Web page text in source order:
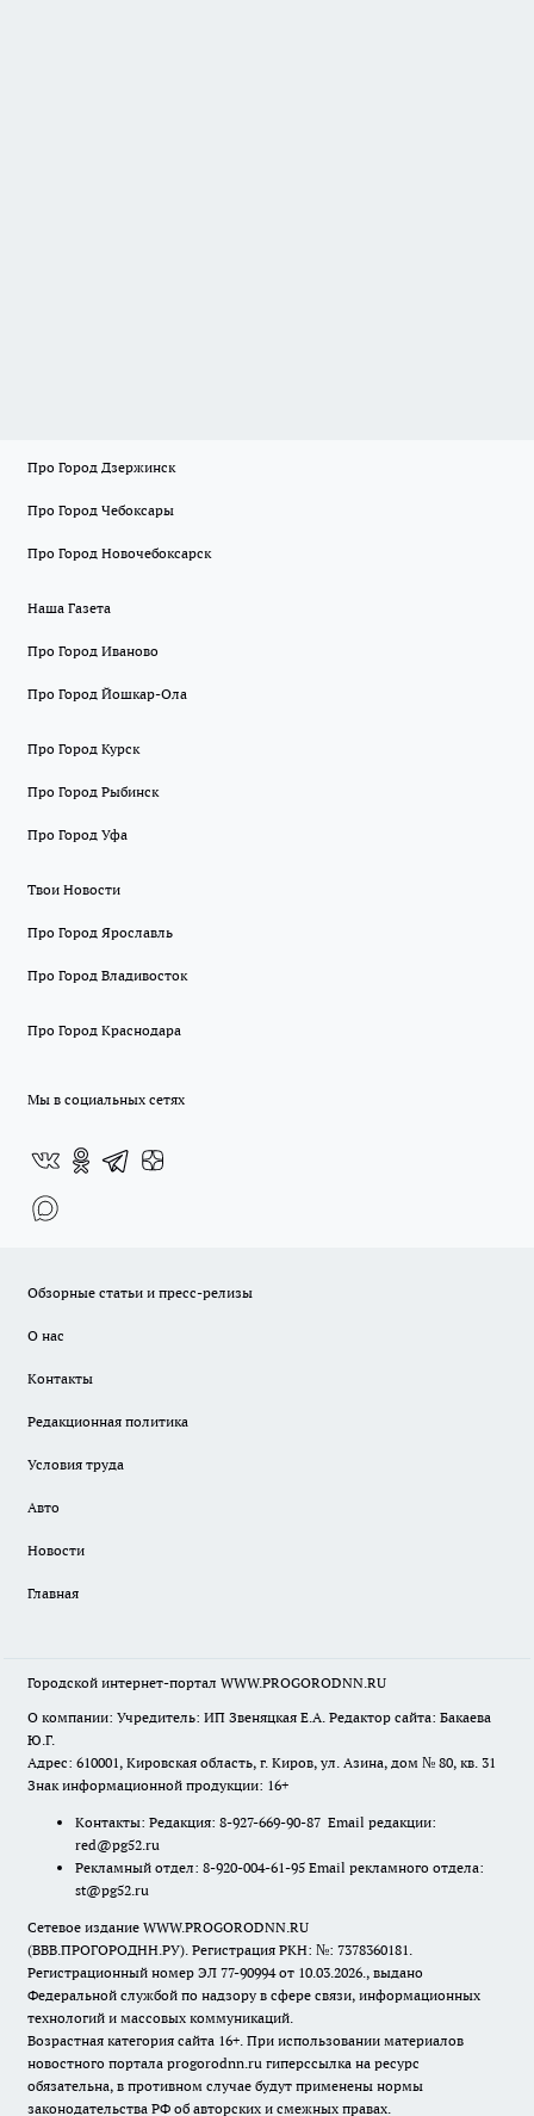
Про Город Дзержинск
Про Город Чебоксары
Про Город Новочебоксарск
Наша Газета
Про Город Иваново
Про Город Йошкар-Ола
Про Город Курск
Про Город Рыбинск
Про Город Уфа
Твои Новости
Про Город Ярославль
Про Город Владивосток
Про Город Краснодара
Мы в социальных сетях
Обзорные статьи и пресс-релизы
О нас
Контакты
Редакционная политика
Условия труда
Авто
Новости
Главная
Городской интернет-портал WWW.PROGORODNN.RU
О компании: Учредитель: ИП Звеняцкая Е.А. Редактор сайта: Бакаева
Ю.Г.
Адрес: 610001, Кировская область, г. Киров, ул. Азина, дом № 80, кв. 31
Знак информационной продукции: 16+
Контакты: Редакция: 8-927-669-90-87 Email редакции:
red@pg52.ru
Рекламный отдел: 8-920-004-61-95 Email рекламного отдела:
st@pg52.ru
Сетевое издание WWW.PROGORODNN.RU
(ВВВ.ПРОГОРОДНН.РУ). Регистрация РКН: №: 7378360181.
Регистрационный номер ЭЛ 77-90994 от 10.03.2026., выдано
Федеральной службой по надзору в сфере связи, информационных
технологий и массовых коммуникаций.
Возрастная категория сайта 16+. При использовании материалов
новостного портала progorodnn.ru гиперссылка на ресурс
обязательна, в противном случае будут применены нормы
законодательства РФ об авторских и смежных правах.